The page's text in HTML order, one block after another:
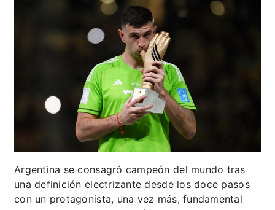
Argentina se consagró campeón del mundo tras
una definición electrizante desde los doce pasos
con un protagonista, una vez más, fundamental